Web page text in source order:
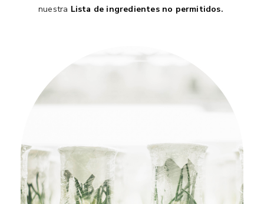
nuestra Lista de ingredientes no permitidos.